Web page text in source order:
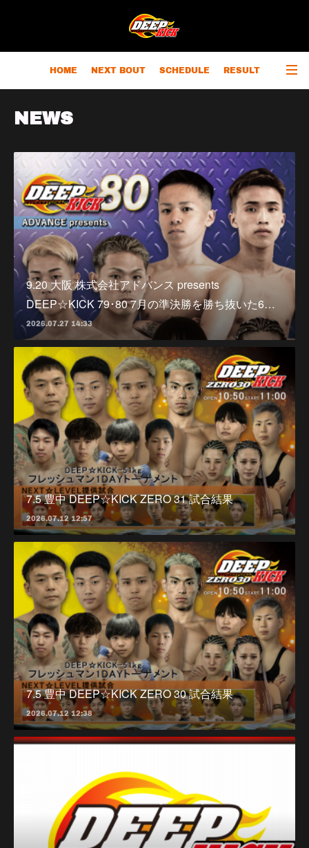
HOME NEXT BOUT SCHEDULE RESULT
NEWS
9.20 大阪 株式会社アドバンス presents
DEEP☆KICK 79･80 7月の準決勝を勝ち抜いた6…
2026.07.27 14:33
7.5 豊中 DEEP☆KICK ZERO 31 試合結果
2026.07.12 12:57
7.5 豊中 DEEP☆KICK ZERO 30 試合結果
2026.07.12 12:38